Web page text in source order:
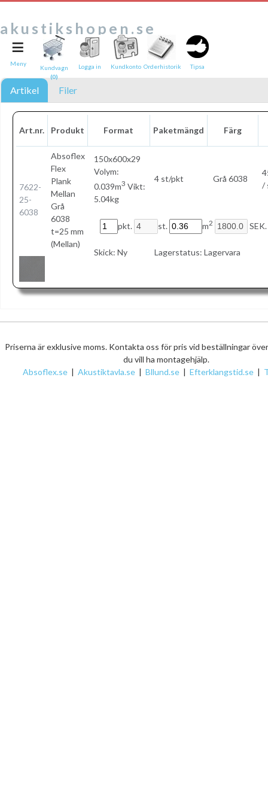
akustikshopen.se
Artikel Filer
Art.nr. Produkt Format Paketmängd Färg
7622-
25-
6038
Absoflex
Flex
Plank
Mellan
Grå
6038
t=25 mm
(Mellan)
150x600x29
Volym:
0.039m3 Vikt:
5.04kg
4 st/pkt Grå 6038
/
pkt. st. m2 SEK.
Skick: Ny Lagerstatus: Lagervara
≡
Meny
Kundvagn
(0)
Logga in Kundkonto Orderhistorik Tipsa
Priserna är exklusive moms. Kontakta oss för pris vid beställningar
du vill ha montagehjälp.
Absoflex.se | Akustiktavla.se | Bllund.se | Efterklangstid.se |
Tipsa en vän:
e-post*
Text